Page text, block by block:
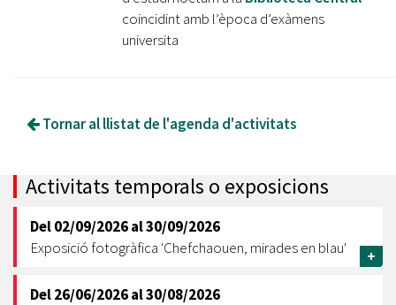
coincidint amb l’època d’exàmens
universita
Tornar al llistat de l'agenda d'activitats
Activitats temporals o exposicions
Del02/09/2026al30/09/2026
Exposició fotogràfica 'Chefchaouen, mirades en blau'
+
Del26/06/2026al30/08/2026